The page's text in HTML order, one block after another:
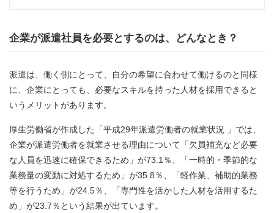
企業が派遣社員を必要とするのは、どんなとき？
派遣は、働く側にとって、自分の希望に合わせて働けるのと同様
に、企業にとっても、必要なスキルを持った人材を採用できると
いうメリットがあります。
厚生労働省が作成した「平成29年派遣労働者の就業状況 」では、
企業が派遣労働者を就業させる理由について「欠員補充など必要
な人員を迅速に確保できるため」が73.1％、「一時的・季節的な
業務量の変動に対処するため」が35.8％、「軽作業、補助的業務
等を行うため」が24.5％、「専門性を活かした人材を活用するた
め」が23.7％という結果が出ています。